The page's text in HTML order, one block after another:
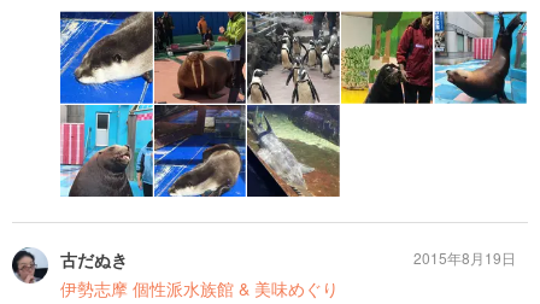
古だぬき
伊勢志摩 個性派水族館 & 美味めぐり
2015年8月19日